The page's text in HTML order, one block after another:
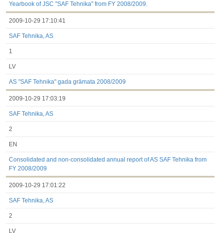
Yearbook of JSC "SAF Tehnika" from FY 2008/2009.
2009-10-29 17:10:41
SAF Tehnika, AS
1
LV
AS "SAF Tehnika" gada grāmata 2008/2009
2009-10-29 17:03:19
SAF Tehnika, AS
2
EN
Consolidated and non-consolidated annual report of AS SAF Tehnika from
FY 2008/2009
2009-10-29 17:01:22
SAF Tehnika, AS
2
LV